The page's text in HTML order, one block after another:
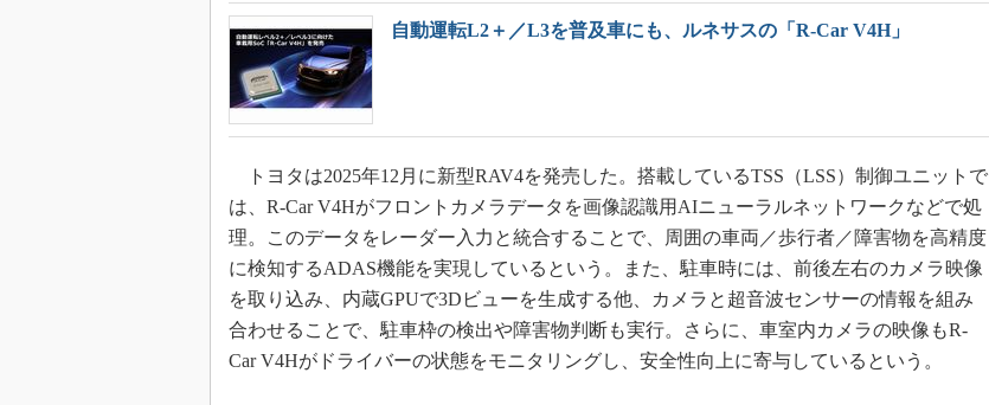
自動運転L2＋／L3を普及車にも、ルネサスの「R-Car V4H」
トヨタは2025年12月に新型RAV4を発売した。搭載しているTSS（LSS）制御ユニットで
は、R-Car V4Hがフロントカメラデータを画像認識用AIニューラルネットワークなどで処
理。このデータをレーダー入力と統合することで、周囲の車両／歩行者／障害物を高精度
に検知するADAS機能を実現しているという。また、駐車時には、前後左右のカメラ映像
を取り込み、内蔵GPUで3Dビューを生成する他、カメラと超音波センサーの情報を組み
合わせることで、駐車枠の検出や障害物判断も実行。さらに、車室内カメラの映像もR-
Car V4Hがドライバーの状態をモニタリングし、安全性向上に寄与しているという。